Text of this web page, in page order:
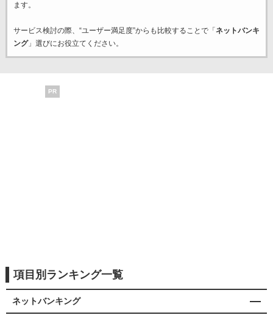
ます。
サービス検討の際、“ユーザー満足度”からも比較することで「 ネットバンキ
ング」選びにお役立てください。
PR
項目別ランキング一覧
ネットバンキング